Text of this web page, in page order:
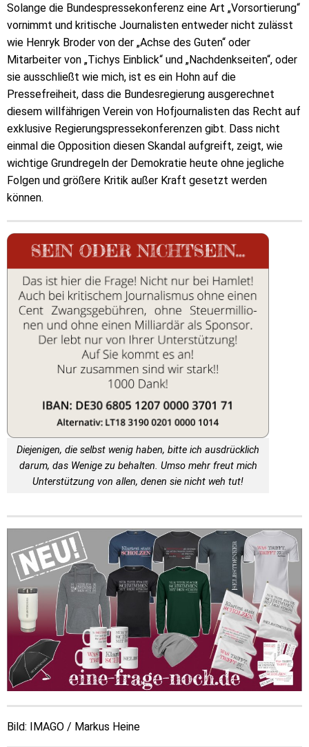
Solange die Bundespressekonferenz eine Art „Vorsortierung“
vornimmt und kritische Journalisten entweder nicht zulässt
wie Henryk Broder von der „Achse des Guten“ oder
Mitarbeiter von „Tichys Einblick“ und „Nachdenkseiten“, oder
sie ausschließt wie mich, ist es ein Hohn auf die
Pressefreiheit, dass die Bundesregierung ausgerechnet
diesem willfährigen Verein von Hofjournalisten das Recht auf
exklusive Regierungspressekonferenzen gibt. Dass nicht
einmal die Opposition diesen Skandal aufgreift, zeigt, wie
wichtige Grundregeln der Demokratie heute ohne jegliche
Folgen und größere Kritik außer Kraft gesetzt werden
können.
Diejenigen, die selbst wenig haben, bitte ich ausdrücklich
darum, das Wenige zu behalten. Umso mehr freut mich
Unterstützung von allen, denen sie nicht weh tut!
Bild: IMAGO / Markus Heine